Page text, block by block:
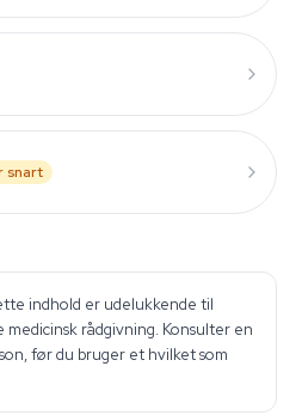
snart
indhold er udelukkende til
rådgivning. Konsulter en
før du bruger et hvilket som